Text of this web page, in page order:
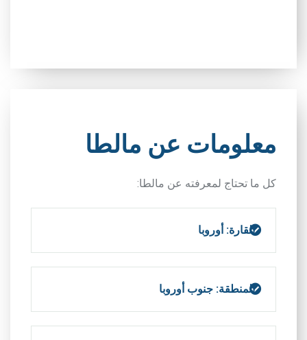
معلومات عن مالطا
كل ما تحتاج لمعرفته عن مالطا:
القارة: أوروبا
المنطقة: جنوب أوروبا